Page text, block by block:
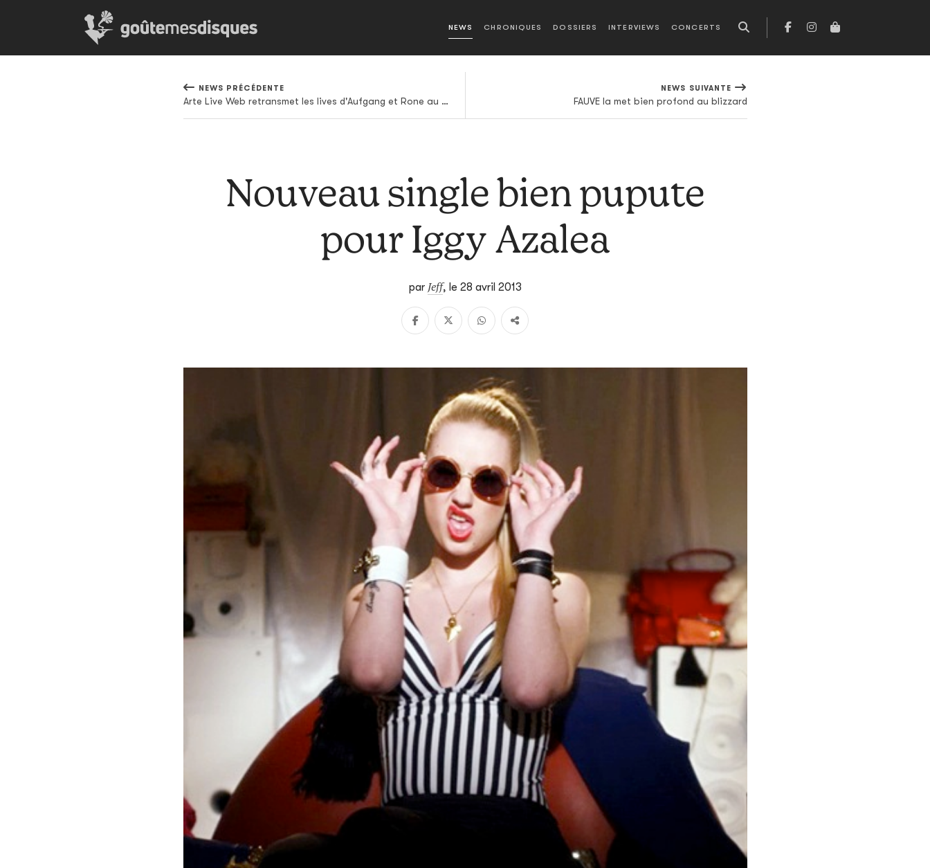
NEWS CHRONIQUES DOSSIERS INTERVIEWS CONCERTS
NEWS PRÉCÉDENTE
Arte Live Web retransmet les lives d'Aufgang et Rone au Printemps de Bourges
NEWS SUIVANTE
FAUVE la met bien profond au blizzard
Nouveau single bien pupute
pour Iggy Azalea
par Jeff, le 28 avril 2013